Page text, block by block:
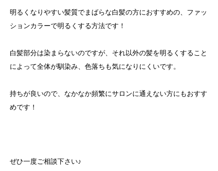
明るくなりやすい髪質でまばらな白髪の方におすすめの、ファッ
ションカラーで明るくする方法です！
白髪部分は染まらないのですが、それ以外の髪を明るくすること
によって全体が馴染み、色落ちも気になりにくいです。
持ちが良いので、なかなか頻繁にサロンに通えない方にもおすす
めです！
ぜひ一度ご相談下さい♪